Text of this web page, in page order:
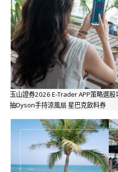
玉山證券2026 E-Trader APP策略選
抽Dyson手持涼風扇 星巴克飲料券